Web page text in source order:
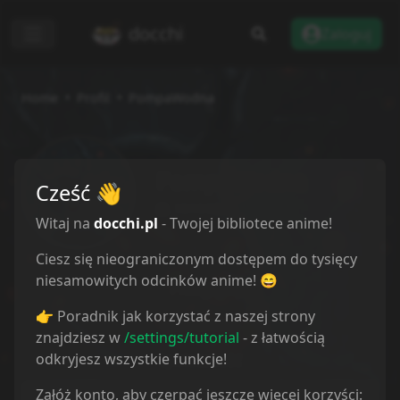
Przegląd
Lista anime
Społeczność
Recenzje
Cześć 👋
Witaj na docchi.pl - Twojej bibliotece anime!
Ciesz się nieograniczonym dostępem do tysięcy
niesamowitych odcinków anime! 😄
👉 Poradnik jak korzystać z naszej strony
znajdziesz w/settings/tutorial - z łatwością
odkryjesz wszystkie funkcje!
Załóż konto, aby czerpać jeszcze więcej korzyści: